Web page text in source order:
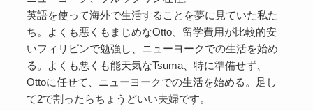
英語を使って海外で生活することを夢に見ていた私た
ち。よくも悪くもまじめなOtto、留学費用が比較的安
いフィリピンで勉強し、ニューヨークでの生活を始め
る。よくも悪くも能天気なTsuma、特に準備せず、
Ottoに任せて、ニューヨークでの生活を始める。足し
て2で割ったらちょうどいい夫婦です。